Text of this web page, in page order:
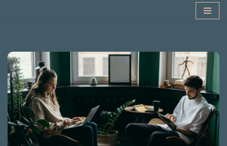
treści